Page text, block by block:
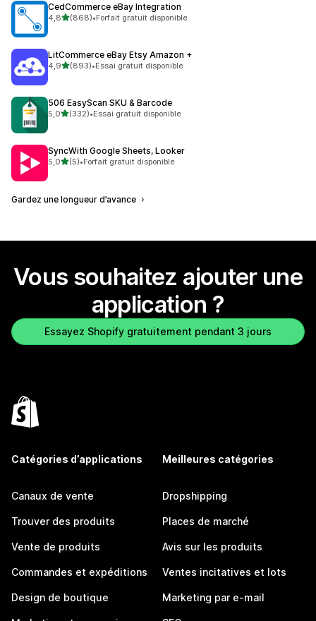
CedCommerce eBay Integration
4,8étoile(s) sur 5
(868)
868 avis au total
•Forfait gratuit disponible
LitCommerce eBay Etsy Amazon +
4,9étoile(s) sur 5
(893)
893 avis au total
•Essai gratuit disponible
506 EasyScan SKU & Barcode
5,0étoile(s) sur 5
(332)
332 avis au total
•Essai gratuit disponible
SyncWith Google Sheets, Looker
5,0étoile(s) sur 5
(5)
5 avis au total
•Forfait gratuit disponible
Gardez une longueur d’avance
Vous souhaitez ajouter une
application ?
Essayez Shopify gratuitement pendant 3 jours
Catégories d’applications
Canaux de vente
Trouver des produits
Vente de produits
Commandes et expéditions
Design de boutique
Meilleures catégories
Dropshipping
Places de marché
Avis sur les produits
Ventes incitatives et lots
Marketing par e-mail